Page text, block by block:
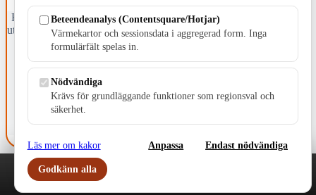
Fristående webbtidningsföretag grundat 1991 som sedan 2002 ger
ut tidningen Skillingaryd.nu och 2010 lanserades Värnamo.nu. Från
april 2026 omfattar Skillingaryd.nu tre kommuner: Gnosjö,
Värnamo och Vaggeryds kommun.
E-post: redaktionen@skillingaryd.nu
Postadress: Gisslaköp 1, 568 92 Skillingaryd
Kakinställningar
Beteendeanalys (Contentsquare/Hotjar)
Värmekartor och sessionsdata i aggregerad form. Inga
formulärfält spelas in.
Nödvändiga
Krävs för grundläggande funktioner som regionsval och
säkerhet.
Läs mer om kakor Anpassa Endast nödvändiga
Godkänn alla